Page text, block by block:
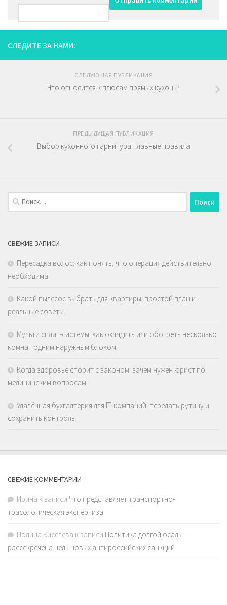
СЛЕДИТЕ ЗА НАМИ:
СЛЕДУЮЩАЯ ПУБЛИКАЦИЯ
Что относится к плюсам прямых кухонь?
ПРЕДЫДУЩАЯ ПУБЛИКАЦИЯ
Выбор кухонного гарнитура: главные правила
Найти:
СВЕЖИЕ ЗАПИСИ
Пересадка волос: как понять, что операция действительно
необходима
Какой пылесос выбрать для квартиры: простой план и
реальные советы
Мульти сплит-системы: как охладить или обогреть несколько
комнат одним наружным блоком
Когда здоровье спорит с законом: зачем нужен юрист по
медицинским вопросам
Удалённая бухгалтерия для IT‑компаний: передать рутину и
сохранить контроль
СВЕЖИЕ КОММЕНТАРИИ
Ирина к записи Что представляет транспортно-
трасологическая экспертиза
Полина Киселева к записи Политика долгой осады –
рассекречена цель новых антироссийских санкций